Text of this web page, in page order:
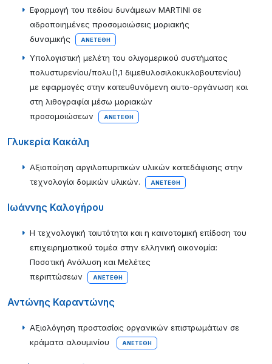
Εφαρμογή του πεδίου δυνάμεων MARTINI σε
αδροποιημένες προσομοιώσεις μοριακής
δυναμικής
ΑΝΕΤΈΘΗ
Υπολογιστική μελέτη του ολιγομερικού συστήματος
πολυστυρενίου/πολυ(1,1 διμεθυλοσιλοκυκλοβουτενίου)
με εφαρμογές στην κατευθυνόμενη αυτο-οργάνωση και
στη λιθογραφία μέσω μοριακών
προσομοιώσεων
ΑΝΕΤΈΘΗ
Γλυκερία Κακάλη
Αξιοποίηση αργιλοπυριτικών υλικών κατεδάφισης στην
τεχνολογία δομικών υλικών.
ΑΝΕΤΈΘΗ
Ιωάννης Καλογήρου
Η τεχνολογική ταυτότητα και η καινοτομική επίδοση του
επιχειρηματικού τομέα στην ελληνική οικονομία:
Ποσοτική Ανάλυση και Μελέτες
περιπτώσεων
ΑΝΕΤΈΘΗ
Αντώνης Καραντώνης
Αξιολόγηση προστασίας οργανικών επιστρωμάτων σε
κράματα αλουμινίου
ΑΝΕΤΈΘΗ